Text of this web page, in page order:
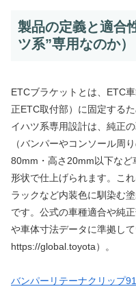
製品の定義と適合
ツ系”専用なのか）
ETCブラケットとは、ETC
正ETC取付部）に固定する
イハツ系専用設計は、純正
（バンパーやコンソール周
80mm・高さ20mm以下など
形状で仕上げられます。こ
ラックなど内装色に馴染む
です。公式の車種適合や純
や車体寸法データに準拠し
https://global.toyota）。
バンパーリテーナクリップ